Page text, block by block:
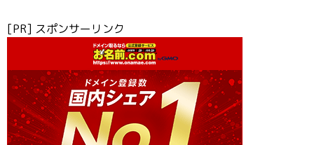
[PR] スポンサーリンク